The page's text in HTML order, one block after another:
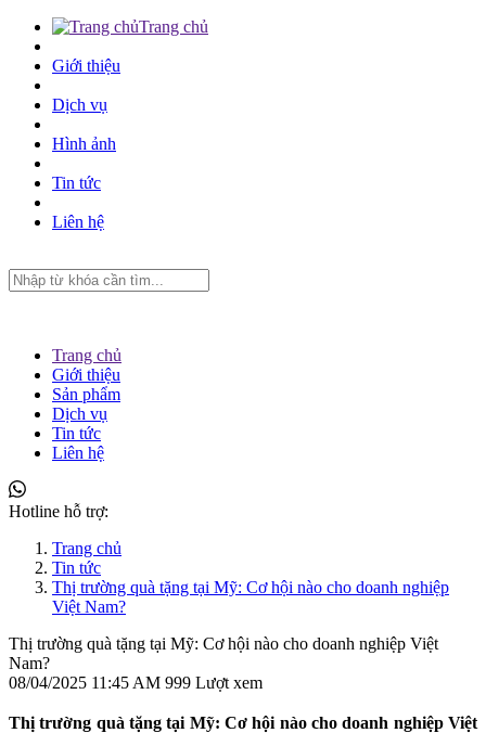
Trang chủ
Giới thiệu
Dịch vụ
Hình ảnh
Tin tức
Liên hệ
Trang chủ
Giới thiệu
Sản phẩm
Dịch vụ
Tin tức
Liên hệ
Hotline hỗ trợ:
Trang chủ
Tin tức
Thị trường quà tặng tại Mỹ: Cơ hội nào cho doanh nghiệp
Việt Nam?
Thị trường quà tặng tại Mỹ: Cơ hội nào cho doanh nghiệp Việt
Nam?
08/04/2025 11:45 AM 999 Lượt xem
Thị trường quà tặng tại Mỹ: Cơ hội nào cho doanh nghiệp Việt